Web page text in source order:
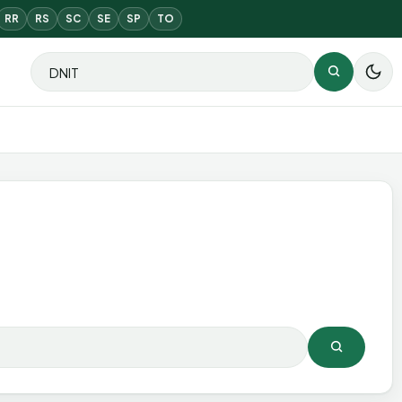
RR RS SC SE SP TO
Buscar por: Buscar
Buscar